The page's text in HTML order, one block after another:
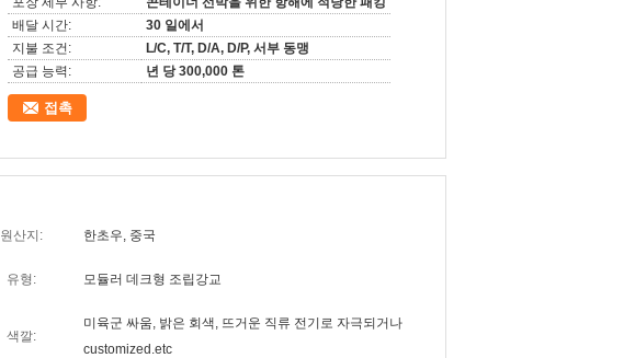
배달 시간:
30 일에서
지불 조건:
L/C, T/T, D/A, D/P, 서부 동맹
공급 능력:
년 당 300,000 톤
접촉
원산지: 한초우, 중국
유형: 모듈러 데크형 조립강교
색깔:
미육군 싸움, 밝은 회색, 뜨거운 직류 전기로 자극되거나
customized.etc